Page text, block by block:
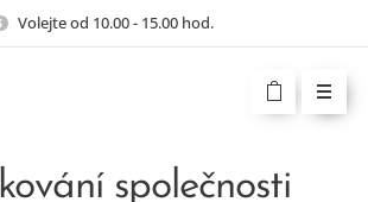
Volejte od 10.00 - 15.00 hod.
společnosti